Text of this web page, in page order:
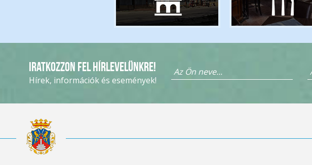
Iratkozzon fel hírlevelünkre!
Hírek, információk és események!